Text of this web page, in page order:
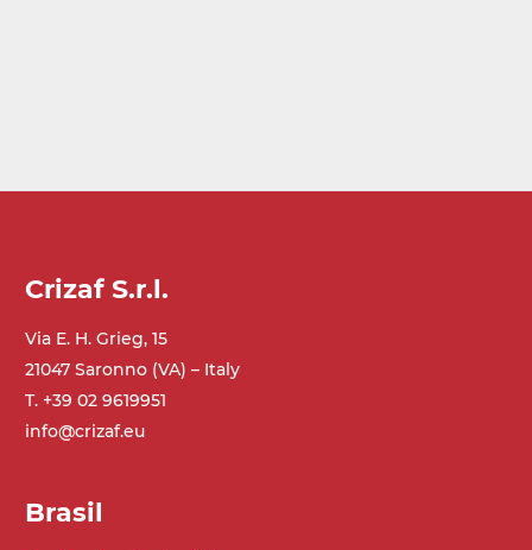
Crizaf S.r.l.
Via E. H. Grieg, 15
21047 Saronno (VA) – Italy
T. +39 02 9619951
info@crizaf.eu
Brasil